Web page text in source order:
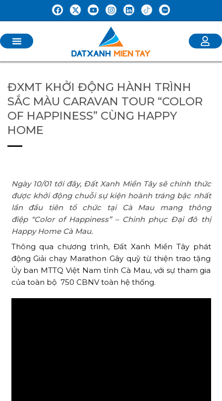
ĐXMT KHỞI ĐỘNG HÀNH TRÌNH
SẮC MÀU CARAVAN TOUR “COLOR
OF HAPPINESS” CÙNG HAPPY
HOME
Ngày 10/01 tới đây, Đất Xanh Miền Tây sẽ chính thức
được khởi động chuỗi sự kiện hoành tráng bậc nhất
lần đầu tiên tổ chức tại Cà Mau mang thông
điệp “Color of Happiness” – Chinh phục Đại đô thị
Happy Home Cà Mau.
Thông qua chương trình, Đất Xanh Miền Tây phát
động Giải chạy Marathon Gây quỹ từ thiện trao tặng
Ủy ban MTTQ Việt Nam tỉnh Cà Mau, với sự tham gia
của toàn bộ 750 CBNV toàn hệ thống.